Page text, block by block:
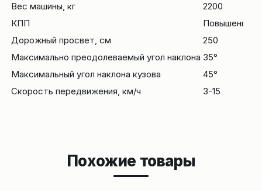
Вес машины, кг
2200
КПП
Повышенная/
Дорожный просвет, см
250
Максимально преодолеваемый угол наклона 35°
Максимальный угол наклона кузова
45°
Скорость передвижения, км/ч
3-15
Похожие товары